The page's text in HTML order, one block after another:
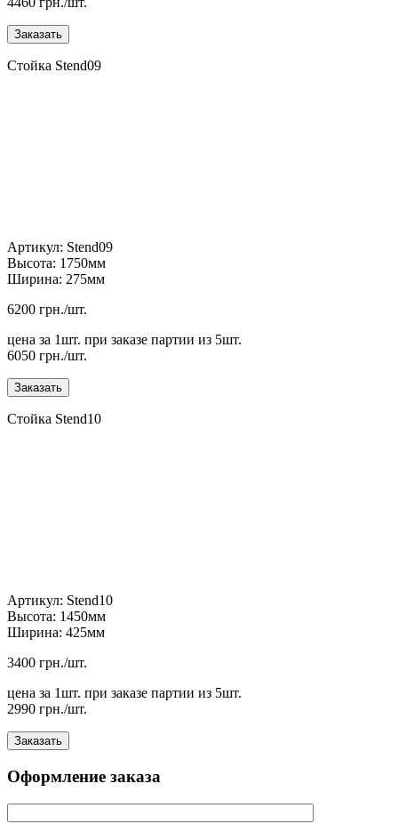
Стойка Stend09
Артикул: Stend09
Высота: 1750мм
Ширина: 275мм
6200 грн./шт.
цена за 1шт. при заказе партии из 5шт.
6050 грн./шт.
Стойка Stend10
Артикул: Stend10
Высота: 1450мм
Ширина: 425мм
3400 грн./шт.
цена за 1шт. при заказе партии из 5шт.
2990 грн./шт.
Оформление заказа